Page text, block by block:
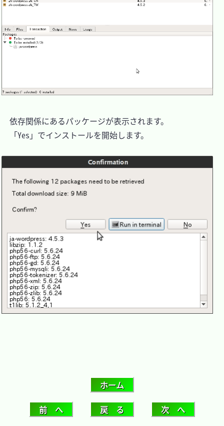
依存関係にあるパッケージが表示されます。
「Yes」でインストールを開始します。